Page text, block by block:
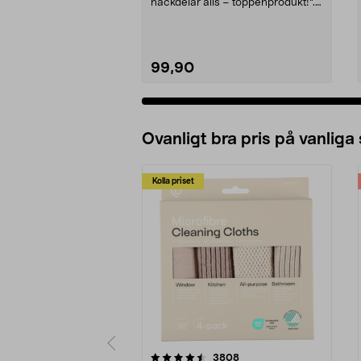
nackdelar alls – toppenprodukt!”.
99,90
Ovanligt bra pris på vanliga
Kolla priset
3808recensioner
4.0av 5 stjärnor